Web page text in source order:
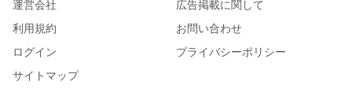
運営会社
広告掲載に関して
利用規約
お問い合わせ
ログイン
プライバシーポリシー
サイトマップ